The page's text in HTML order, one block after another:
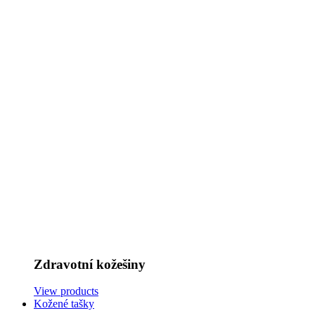
Zdravotní kožešiny
View products
Kožené tašky